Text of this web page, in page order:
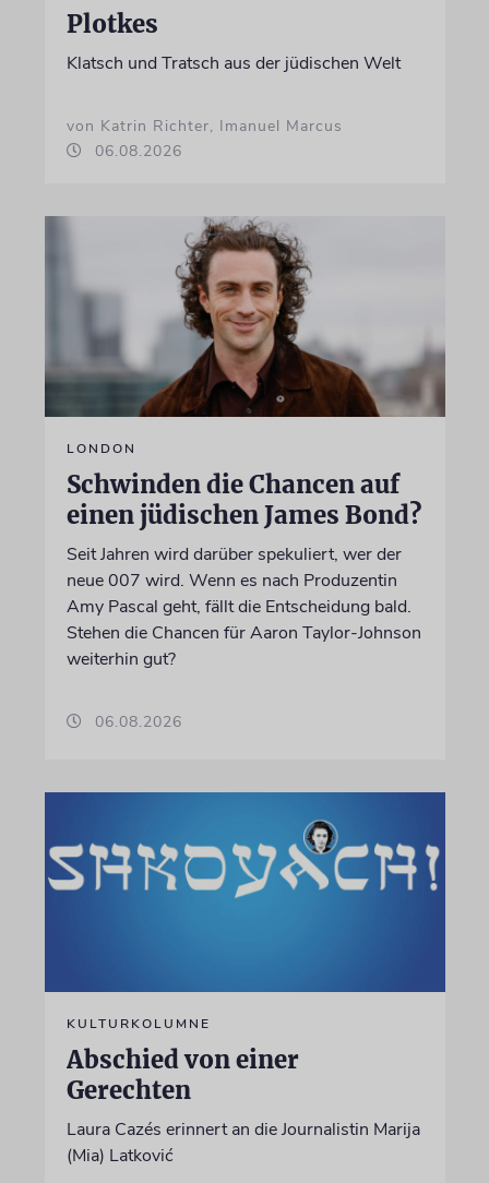
Plotkes
Klatsch und Tratsch aus der jüdischen Welt
von Katrin Richter, Imanuel Marcus
06.08.2026
LONDON
Schwinden die Chancen auf
einen jüdischen James Bond?
Seit Jahren wird darüber spekuliert, wer der
neue 007 wird. Wenn es nach Produzentin
Amy Pascal geht, fällt die Entscheidung bald.
Stehen die Chancen für Aaron Taylor-Johnson
weiterhin gut?
06.08.2026
KULTURKOLUMNE
Abschied von einer
Gerechten
Laura Cazés erinnert an die Journalistin Marija
(Mia) Latković